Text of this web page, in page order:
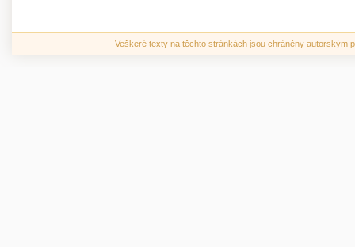
Veškeré texty na těchto stránkách jsou chráněny autorským